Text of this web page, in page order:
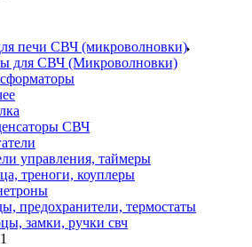
печи СВЧ (микроволновки)
для СВЧ (Микроволновки)
СВЧ
управления, таймеры
треноги, коуплеры
предохранители, термостаты
замки, ручки свч